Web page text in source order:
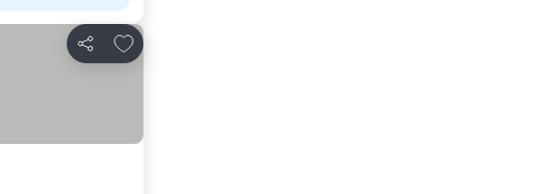
Partilhar
Adicionar aos favoritos